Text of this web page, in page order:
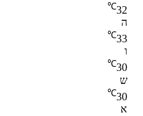
32
℃
ה
33
℃
ו
30
℃
ש
30
℃
א